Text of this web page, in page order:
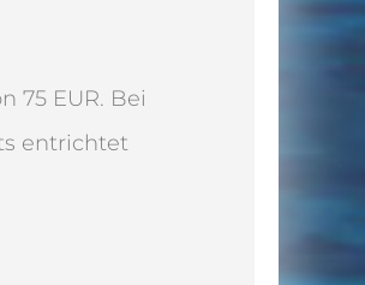
75 EUR. Bei
entrichtet